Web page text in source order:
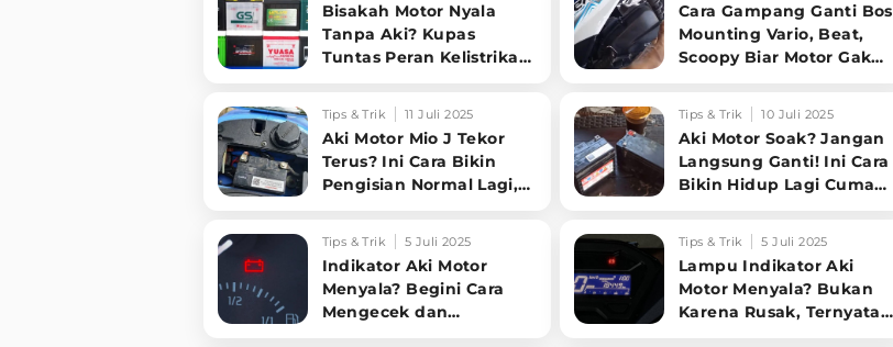
Bisakah Motor Nyala
Tanpa Aki? Kupas
Tuntas Peran Kelistrikan
Cara Gampang Ganti Bos
Mounting Vario, Beat,
Scoopy Biar Motor Gak
Tips & Trik 11 Juli 2025
Aki Motor Mio J Tekor
Terus? Ini Cara Bikin
Pengisian Normal Lagi,
Tips & Trik 10 Juli 2025
Aki Motor Soak? Jangan
Langsung Ganti! Ini Cara
Bikin Hidup Lagi Cuma
Tips & Trik 5 Juli 2025
Indikator Aki Motor
Menyala? Begini Cara
Mengecek dan
Tips & Trik 5 Juli 2025
Lampu Indikator Aki
Motor Menyala? Bukan
Karena Rusak, Ternyata